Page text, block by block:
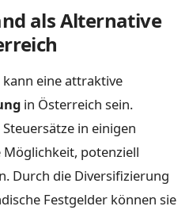
als Alternative
kann eine attraktive
in Österreich sein.
in einigen
potenziell
Durch die Diversifizierung
Festgelder können sie